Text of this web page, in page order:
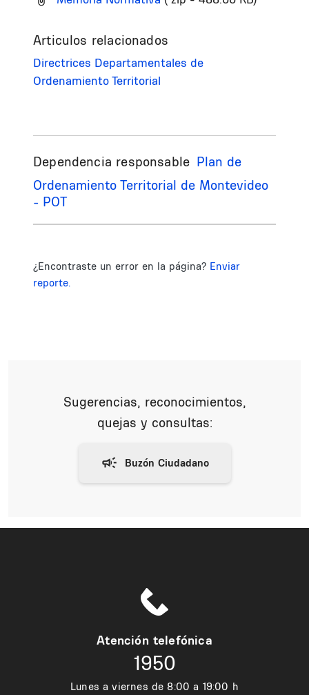
Articulos relacionados
Directrices Departamentales de
Ordenamiento Territorial
Dependencia responsable Plan de
Ordenamiento Territorial de Montevideo
- POT
¿Encontraste un error en la página? Enviar
reporte.
Sugerencias, reconocimientos,
quejas y consultas:
Atención telefónica
1950
Lunes a viernes de 8:00 a 19:00 h